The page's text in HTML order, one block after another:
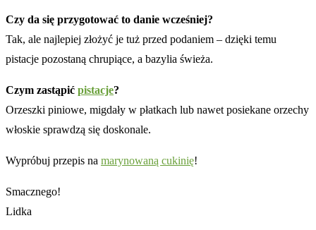
Czy da się przygotować to danie wcześniej?
Tak, ale najlepiej złożyć je tuż przed podaniem – dzięki temu
pistacje pozostaną chrupiące, a bazylia świeża.
Czym zastąpić pistacje?
Orzeszki piniowe, migdały w płatkach lub nawet posiekane orzechy
włoskie sprawdzą się doskonale.
Wypróbuj przepis na marynowaną cukinię!
Smacznego!
Lidka